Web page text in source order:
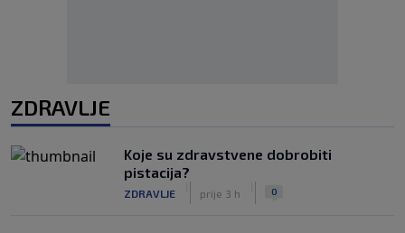
ZDRAVLJE
Koje su zdravstvene dobrobiti
pistacija?
ZDRAVLJE prije 3 h 0